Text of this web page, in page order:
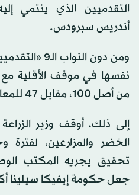
التقدميين الذي ينتمي
أندريس سبرودس.
ومن دون
من أصل 100، مقابل 47 للمعارضة.
إلى ذلك، أوقف وزير
الخضر والمزارعين،
تحقيق يجريه المكتب
جعل حكومة إيفيكا سيلينا